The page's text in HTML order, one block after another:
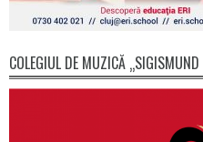
COLEGIUL DE MUZICĂ